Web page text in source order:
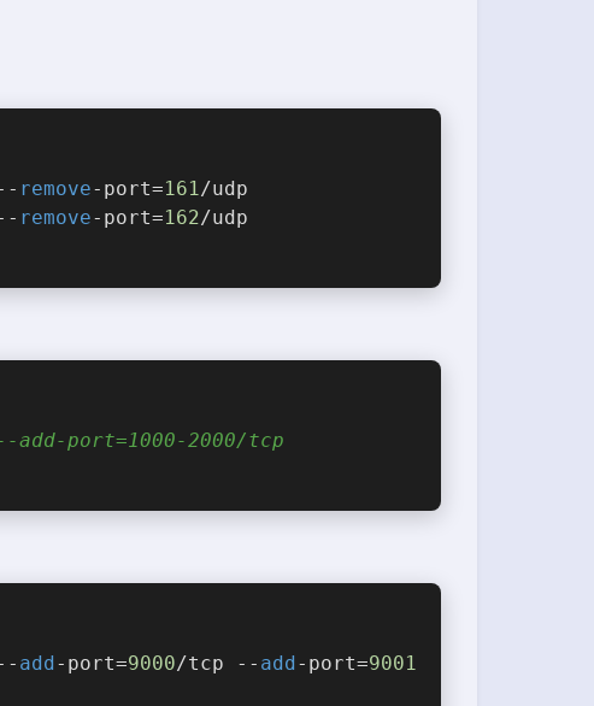
remove-port=161/udp
remove-port=162/udp
port=1000-2000/tcp
add-port=9000/tcp -- add-port=9001